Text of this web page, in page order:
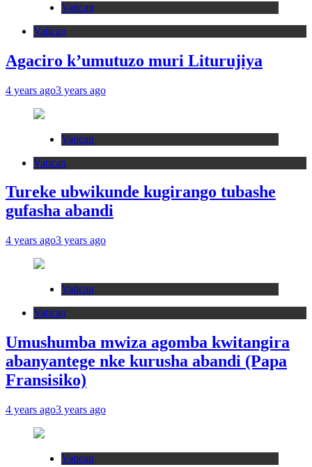
Vatican
Vatican
Agaciro k’umutuzo muri Liturujiya
4 years ago3 years ago
Vatican
Vatican
Tureke ubwikunde kugirango tubashe
gufasha abandi
4 years ago3 years ago
Vatican
Vatican
Umushumba mwiza agomba kwitangira
abanyantege nke kurusha abandi (Papa
Fransisiko)
4 years ago3 years ago
Vatican